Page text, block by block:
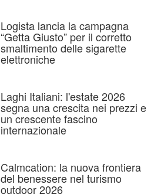
Logista lancia la campagna
“Getta Giusto” per il corretto
smaltimento delle sigarette
elettroniche
Laghi Italiani: l'estate 2026
segna una crescita nei prezzi e
un crescente fascino
internazionale
Calmcation: la nuova frontiera
del benessere nel turismo
outdoor 2026